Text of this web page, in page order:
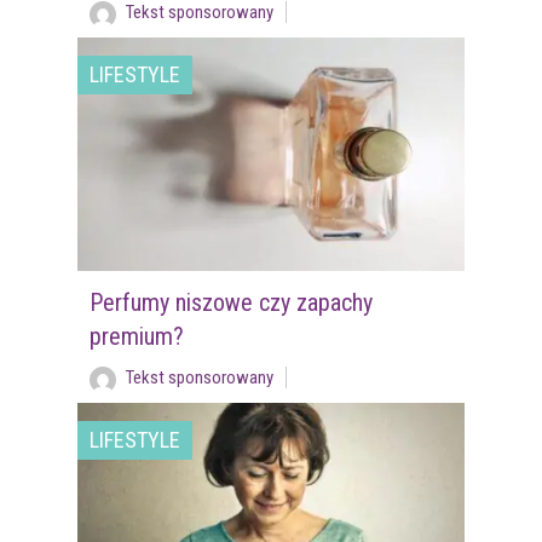
Tekst sponsorowany
LIFESTYLE
Perfumy niszowe czy zapachy
premium?
Tekst sponsorowany
LIFESTYLE